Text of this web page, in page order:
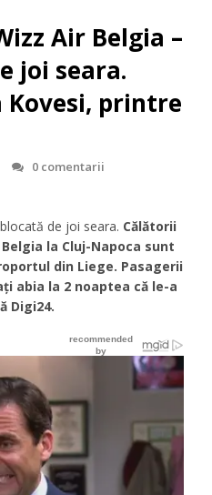
Air Belgia –
joi seara.
Kovesi, printre
0 comentarii
de joi seara. Călătorii
la Cluj-Napoca sunt
din Liege. Pasagerii
abia la 2 noaptea că le-a
Digi24.